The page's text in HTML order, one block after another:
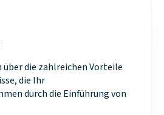
über die zahlreichen Vorteile
die Ihr
durch die Einführung von